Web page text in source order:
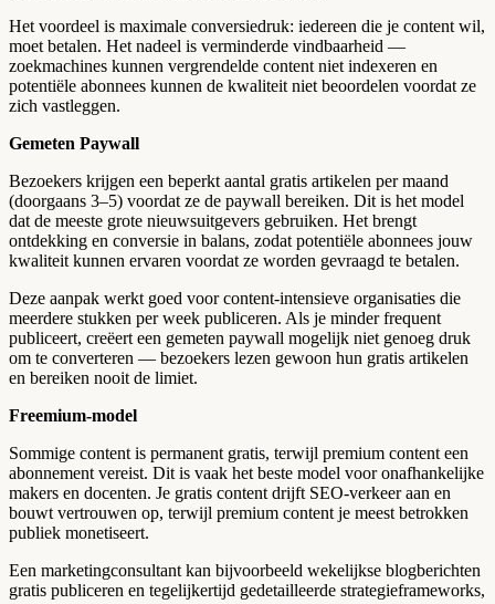
Het voordeel is maximale conversiedruk: iedereen die je content wil,
moet betalen. Het nadeel is verminderde vindbaarheid —
zoekmachines kunnen vergrendelde content niet indexeren en
potentiële abonnees kunnen de kwaliteit niet beoordelen voordat ze
zich vastleggen.
Gemeten Paywall
Bezoekers krijgen een beperkt aantal gratis artikelen per maand
(doorgaans 3–5) voordat ze de paywall bereiken. Dit is het model
dat de meeste grote nieuwsuitgevers gebruiken. Het brengt
ontdekking en conversie in balans, zodat potentiële abonnees jouw
kwaliteit kunnen ervaren voordat ze worden gevraagd te betalen.
Deze aanpak werkt goed voor content-intensieve organisaties die
meerdere stukken per week publiceren. Als je minder frequent
publiceert, creëert een gemeten paywall mogelijk niet genoeg druk
om te converteren — bezoekers lezen gewoon hun gratis artikelen
en bereiken nooit de limiet.
Freemium-model
Sommige content is permanent gratis, terwijl premium content een
abonnement vereist. Dit is vaak het beste model voor onafhankelijke
makers en docenten. Je gratis content drijft SEO-verkeer aan en
bouwt vertrouwen op, terwijl premium content je meest betrokken
publiek monetiseert.
Een marketingconsultant kan bijvoorbeeld wekelijkse blogberichten
gratis publiceren en tegelijkertijd gedetailleerde strategieframeworks,